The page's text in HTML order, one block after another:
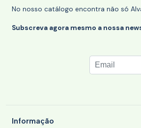
No nosso catálogo encontra não só
Subscreva agora mesmo a nossa
Informação